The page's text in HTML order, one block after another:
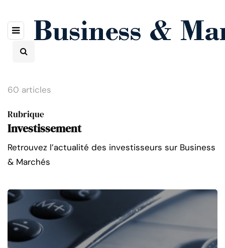
60 articles
Rubrique
Investissement
Retrouvez l’actualité des investisseurs sur Business
& Marchés